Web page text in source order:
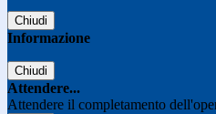
Chiudi
Informazione
Chiudi
Attendere...
Attendere il completamento